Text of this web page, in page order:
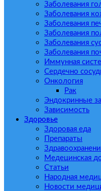
Заболевания
Заболевания
Заболевания
Заболевания
Заболевания
Заболевания
Иммунная
Сердечно
Онкология
Рак
Эндокринные
Зависимость
Здоровье
Здоровая еда
Препараты
Медецинская
Статьи
Народная
Новости